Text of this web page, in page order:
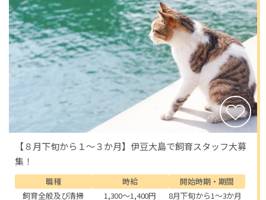
【８月下旬から１～３か月】伊豆大島で飼育スタッフ大募
集！
職種
飼育全般及び清掃
時給
1,300～1,400円
開始時期・期間
8月下旬から1～3か月